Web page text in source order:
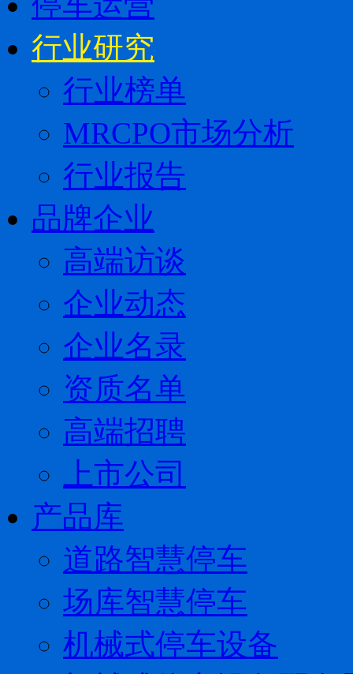
行业研究
行业榜单
MRCPO市场分析
行业报告
品牌企业
高端访谈
企业动态
企业名录
资质名单
高端招聘
上市公司
产品库
道路智慧停车
场库智慧停车
机械式停车设备